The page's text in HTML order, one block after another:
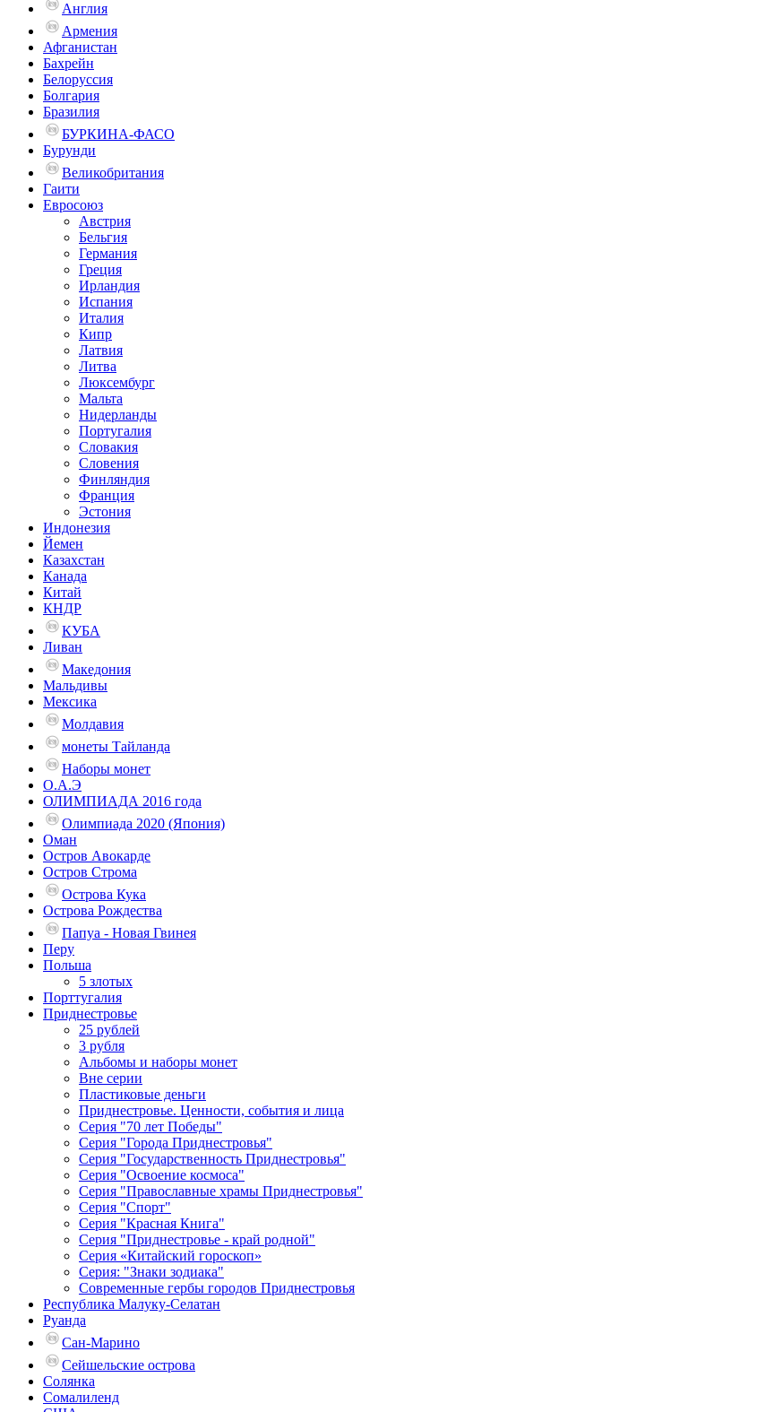
Англия
Армения
Афганистан
Бахрейн
Белоруссия
Болгария
Бразилия
БУРКИНА-ФАСО
Бурунди
Великобритания
Гаити
Евросоюз
Австрия
Бельгия
Германия
Греция
Ирландия
Испания
Италия
Кипр
Латвия
Литва
Люксембург
Мальта
Нидерланды
Португалия
Словакия
Словения
Финляндия
Франция
Эстония
Индонезия
Йемен
Казахстан
Канада
Китай
КНДР
КУБА
Ливан
Македония
Мальдивы
Мексика
Молдавия
монеты Тайланда
Наборы монет
О.А.Э
ОЛИМПИАДА 2016 года
Олимпиада 2020 (Япония)
Оман
Остров Авокарде
Остров Строма
Острова Кука
Острова Рождества
Папуа - Новая Гвинея
Перу
Польша
5 злотых
Порттугалия
Приднестровье
25 рублей
3 рубля
Альбомы и наборы монет
Вне серии
Пластиковые деньги
Приднестровье. Ценности, события и лица
Серия "70 лет Победы"
Серия "Города Приднестровья"
Серия "Государственность Приднестровья"
Серия "Освоение космоса"
Серия "Православные храмы Приднестровья"
Серия "Спорт"
Серия "Красная Книга"
Серия "Приднестровье - край родной"
Серия «Китайский гороскоп»
Серия: "Знаки зодиака"
Современные гербы городов Приднестровья
Республика Малуку-Селатан
Руанда
Сан-Марино
Сейшельские острова
Солянка
Сомалиленд